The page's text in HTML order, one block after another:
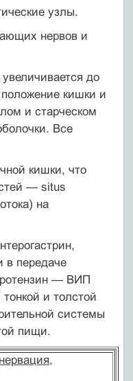
узлы.
нервов и
до
кишки и
и старческом
Все
кишки, что
— situs
на
в передаче
— ВИП
и толстой
системы
пищи.